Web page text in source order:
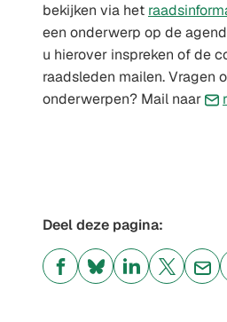
bekijken via het
een onderwerp op de
u hierover inspreken of de
raadsleden mailen. Vragen
onderwerpen? Mail naar
Deel deze pagina:
(Verwijst(Verwijst(Verwijst(Verwijst